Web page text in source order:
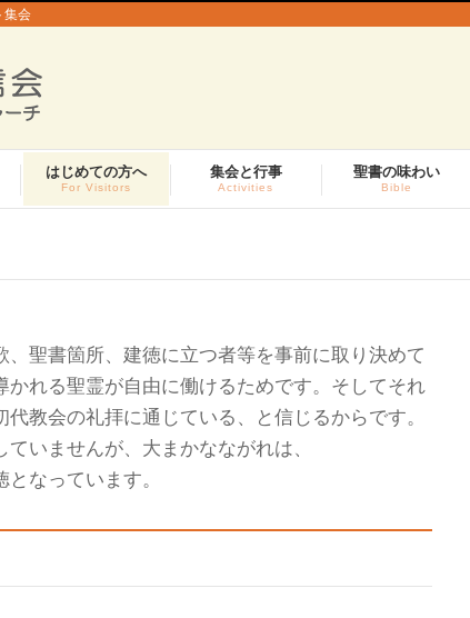
集会
はじめての方へ
For Visitors
集会と行事
Activities
聖書の味わい
Bible
聖書箇所、建徳に立つ者等を事前に取り決めて
れる聖霊が自由に働けるためです。そしてそれ
教会の礼拝に通じている、と信じるからです。
いませんが、大まかなながれは、
なっています。